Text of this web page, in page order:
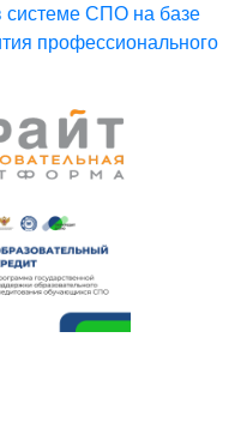
системе СПО на базе
профессионального